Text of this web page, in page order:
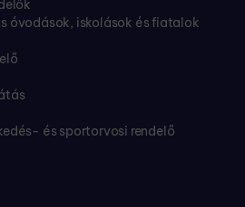
óvodások, iskolások és fiatalok
és sportorvosi rendelő